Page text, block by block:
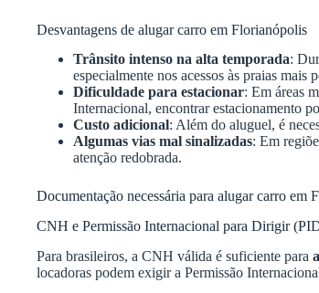
Desvantagens de alugar carro em Florianópolis
Trânsito intenso na alta temporada:
especialmente nos acessos às praias mais
Dificuldade para estacionar: Em áreas
Internacional, encontrar estacionamento
Custo adicional: Além do aluguel, é
Algumas vias mal sinalizadas: Em
atenção redobrada.
Documentação necessária para alugar carro em
CNH e Permissão Internacional para Dirigir
Para brasileiros, a CNH válida é suficiente para
locadoras podem exigir a Permissão